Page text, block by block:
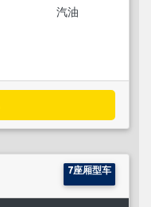
汽油
7座厢型车